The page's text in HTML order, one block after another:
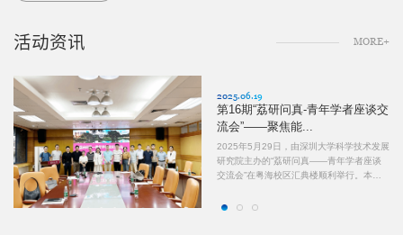
活动资讯 MORE+
2025.06.19
第16期“荔研问真-青年学者座谈交
流会”——聚焦能...
2025年5月29日，由深圳大学科学技术发展
研究院主办的“荔研问真——青年学者座谈
交流会”在粤海校区汇典楼顺利举行。本次
位能源材料领域优秀青年学者，促进青年学